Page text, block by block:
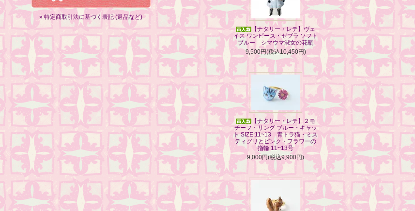
» 特定商取引法に基づく表記 (返品など)
【ナタリー・レテ】ヴェ
イス ワンピース・ゼブラ ソフト
ブルー シマウマ淑女の花瓶
9,500円(税込10,450円)
【ナタリー・レテ】２モ
チーフ・リング ブルー・キャッ
ト SIZE:11~13 青トラ猫・ミス
ティグリとピンク・フラワーの
指輪 11~13号
9,000円(税込9,900円)